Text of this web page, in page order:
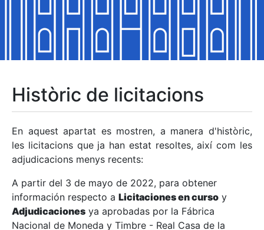
Mostra/Amaga
Mostra/Amaga
Mostra/Amaga
Mostra/Amaga
Mostra/Amaga
Històric de licitacions
En aquest apartat es mostren, a manera d'històric,
les licitacions que ja han estat resoltes, així com les
adjudicacions menys recents:
A partir del 3 de mayo de 2022, para obtener
información respecto a Licitaciones en curso y
Adjudicaciones ya aprobadas por la Fábrica
Nacional de Moneda y Timbre - Real Casa de la